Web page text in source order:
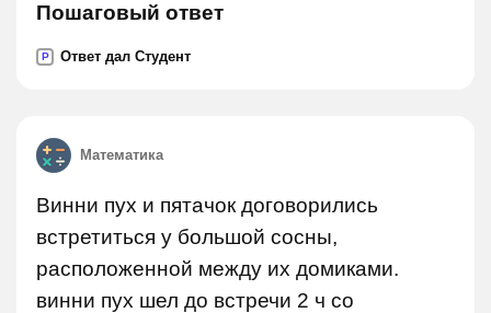
Пошаговый ответ
P Ответ дал Студент
Математика
Винни пух и пятачок договорились
встретиться у большой сосны,
расположенной между их домиками.
винни пух шел до встречи 2 ч со